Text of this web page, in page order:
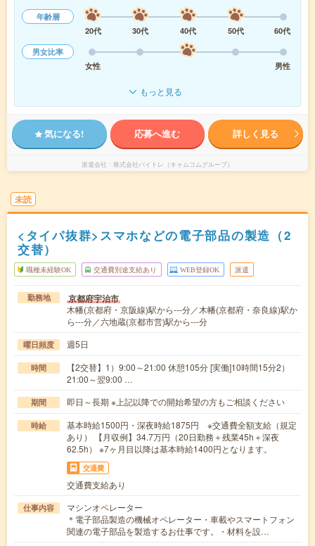
年齢層
20代
30代 40代 50代
60代
男女比率
女性
男性
もっと見る
気になる! 応募へ進む 詳しく見る
派遣会社 株式会社バイトレ（キャムコムグループ）
未読
<タイパ抜群>スマホなどの電子部品の製造（2
交替）
職種未経験OK 交通費別途支給あり WEB登録OK 派遣
勤務地 京都府宇治市
木幡(京都府・京阪線)駅から---分／木幡(京都府・奈良線)駅か
ら---分／六地蔵(京都市営)駅から---分
曜日頻度 週5日
時間
【2交替】1）9:00～21:00 休憩105分 [実働]10時間15分2）
21:00～翌9:00 …
期間 即日～長期 ※上記以降での開始希望の方もご相談ください
時給
基本時給1500円・深夜時給1875円 ※交通費全額支給（規定
あり） 【月収例】34.7万円（20日勤務＋残業45h＋深夜
62.5h） ※7ヶ月目以降は基本時給1400円となります。
交通費
交通費支給あり
仕事内容
マシンオペレーター
＊電子部品製造の機械オペレーター・車載やスマートフォン
関連の電子部品を製造するお仕事です。・材料を設…